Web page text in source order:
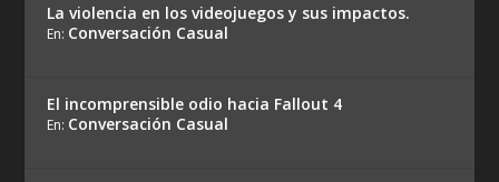
La violencia en los videojuegos y sus impactos.
En: Conversación Casual
El incomprensible odio hacia Fallout 4
En: Conversación Casual